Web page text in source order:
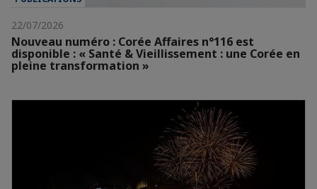
22/07/2026
Nouveau numéro : Corée Affaires n°116 est
disponible : « Santé & Vieillissement : une Corée en
pleine transformation »